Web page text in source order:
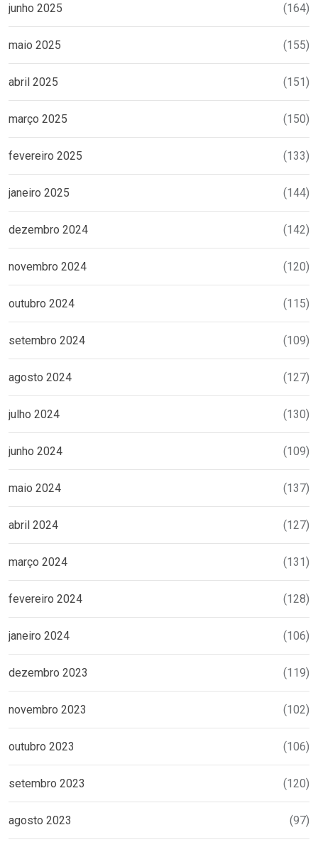
junho 2025 (164)
maio 2025 (155)
abril 2025 (151)
março 2025 (150)
fevereiro 2025 (133)
janeiro 2025 (144)
dezembro 2024 (142)
novembro 2024 (120)
outubro 2024 (115)
setembro 2024 (109)
agosto 2024 (127)
julho 2024 (130)
junho 2024 (109)
maio 2024 (137)
abril 2024 (127)
março 2024 (131)
fevereiro 2024 (128)
janeiro 2024 (106)
dezembro 2023 (119)
novembro 2023 (102)
outubro 2023 (106)
setembro 2023 (120)
agosto 2023 (97)